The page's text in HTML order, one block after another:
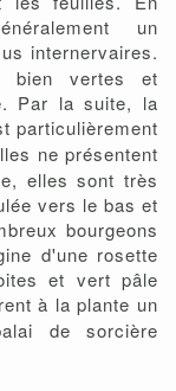
un
internervaires.
bien vertes et
Par la suite, la
particulièrement
ne présentent
elles sont très
vers le bas et
bourgeons
d'une rosette
et vert pâle
à la plante un
de sorcière